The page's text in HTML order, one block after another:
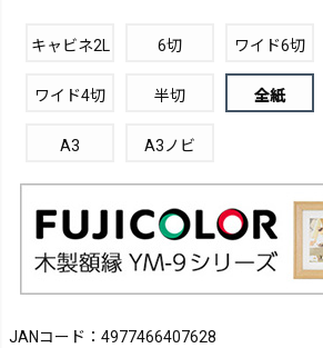
キャビネ2L 6切 ワイド6切
ワイド4切 半切 全紙
A3 A3ノビ
JANコード：4977466407628